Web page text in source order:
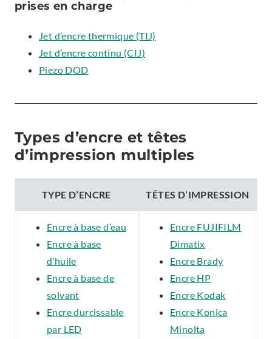
prises en charge
Jet d’encre thermique (TIJ)
Jet d’encre continu (CIJ)
Piezo DOD
Types d’encre et têtes
d’impression multiples
TYPE D’ENCRE TÊTES D’IMPRESSION
Encre à base d’eau
Encre à base
d’huile
Encre à base de
solvant
Encre durcissable
par LED
Encre FUJIFILM
Dimatix
Encre Brady
Encre HP
Encre Kodak
Encre Konica
Minolta